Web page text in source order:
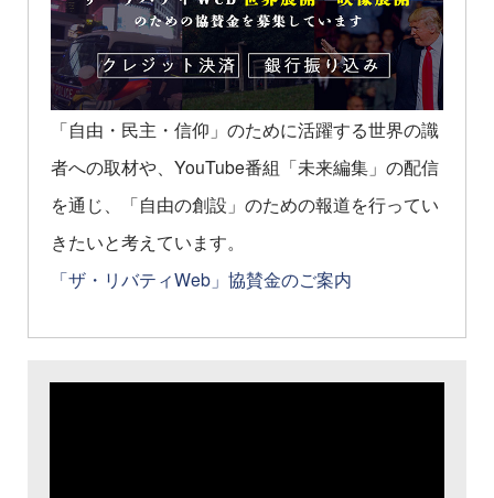
「自由・民主・信仰」のために活躍する世界の識
者への取材や、YouTube番組「未来編集」の配信
を通じ、「自由の創設」のための報道を行ってい
きたいと考えています。
「ザ・リバティWeb」協賛金のご案内